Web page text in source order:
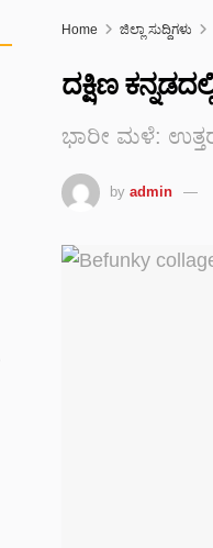
Home ಜಿಲ್ಲಾ ಸುದ್ದಿಗಳು
ದಕ್ಷಿಣ
ಭಾರೀ ಮಳೆ:
by admin